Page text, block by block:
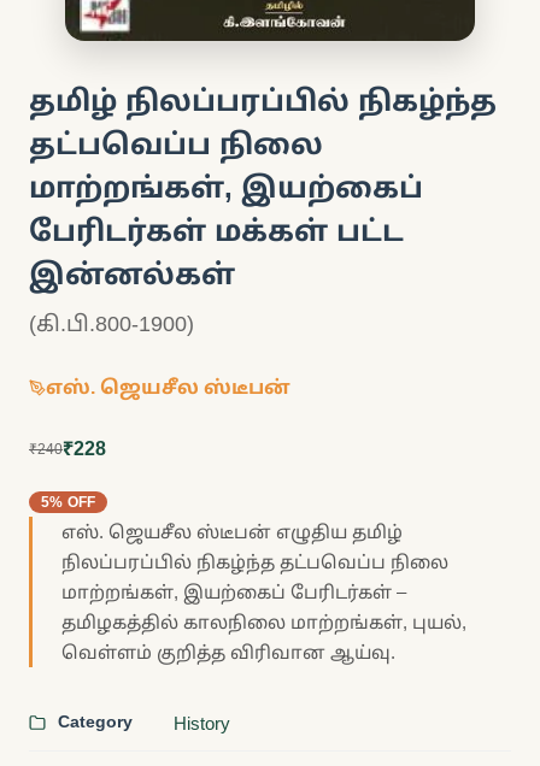
தமிழ் நிலப்பரப்பில் நிகழ்ந்த
தட்பவெப்ப நிலை
மாற்றங்கள், இயற்கைப்
பேரிடர்கள் மக்கள் பட்ட
இன்னல்கள்
(கி.பி.800-1900)
எஸ். ஜெயசீல ஸ்டீபன்
₹240₹228
5% OFF
எஸ். ஜெயசீல ஸ்டீபன் எழுதிய தமிழ்
நிலப்பரப்பில் நிகழ்ந்த தட்பவெப்ப நிலை
மாற்றங்கள், இயற்கைப் பேரிடர்கள் –
தமிழகத்தில் காலநிலை மாற்றங்கள், புயல்,
வெள்ளம் குறித்த விரிவான ஆய்வு.
Category History